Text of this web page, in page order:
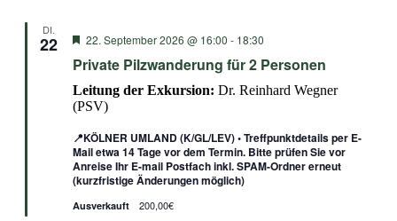
DI.
22 Empfohlen
22. September 2026 @ 16:00 - 18:30
Private Pilzwanderung für 2 Personen
Leitung der Exkursion: Dr. Reinhard Wegner
(PSV)
📍KÖLNER UMLAND (K/GL/LEV) • Treffpunktdetails per E-
Mail etwa 14 Tage vor dem Termin. Bitte prüfen Sie vor
Anreise Ihr E-mail Postfach inkl. SPAM-Ordner erneut
(kurzfristige Änderungen möglich)
Ausverkauft 200,00€